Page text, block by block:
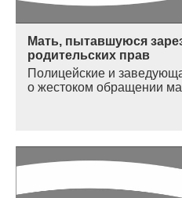
Мать, пытавшуюся
родительских прав
Полицейские и
о жестоком обращении